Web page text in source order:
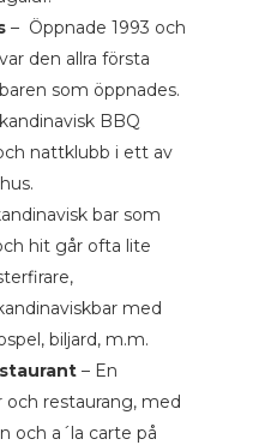
– Öppnade 1993 och
den allra första
som öppnades.
BBQ
nattklubb i ett av
bar som
hit går ofta lite
med
biljard, m.m.
– En
och restaurang, med
och a´la carte på